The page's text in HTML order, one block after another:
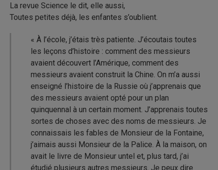
La revue Science le dit, elle aussi,
Toutes petites déjà, les enfantes s’oublient.
« À l’école, j’étais très patiente. J’écoutais toutes
les leçons d’histoire : comment des messieurs
avaient découvert l’Amérique, comment des
messieurs avaient construit la Chine. On m’a aussi
enseigné l’histoire de la Russie où j’apprenais que
des messieurs avaient opté pour un plan
quinquennal à un certain moment. J’apprenais toutes
sortes de choses avec des noms de messieurs. Je
connaissais les fables de Monsieur de la Fontaine,
j’aimais aussi Monsieur de la Palice. À la maison, on
avait le livre de Monsieur untel et, plus tard, j’ai
étudié plusieurs autres messieurs. Je peux dire